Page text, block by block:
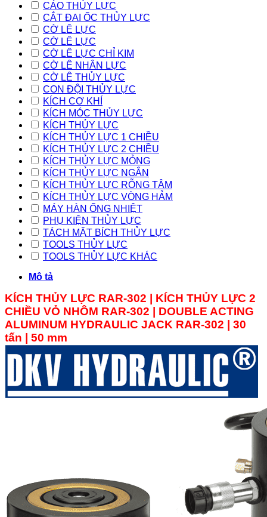
CẢO THỦY LỰC
CẮT ĐAI ỐC THỦY LỰC
CỜ LÊ LỰC
CỜ LÊ LỰC
CỜ LÊ LỰC CHỈ KIM
CỜ LÊ NHÂN LỰC
CỜ LÊ THỦY LỰC
CON ĐỘI THỦY LỰC
KÍCH CƠ KHÍ
KÍCH MÓC THỦY LỰC
KÍCH THỦY LỰC
KÍCH THỦY LỰC 1 CHIỀU
KÍCH THỦY LỰC 2 CHIỀU
KÍCH THỦY LỰC MỎNG
KÍCH THỦY LỰC NGẮN
KÍCH THỦY LỰC RỖNG TÂM
KÍCH THỦY LỰC VÒNG HẢM
MÁY HÀN ỐNG NHIỆT
PHỤ KIỆN THỦY LỰC
TÁCH MẶT BÍCH THỦY LỰC
TOOLS THỦY LỰC
TOOLS THỦY LỰC KHÁC
Mô tả
KÍCH THỦY LỰC RAR-302 | KÍCH THỦY LỰC 2
CHIỀU VỎ NHÔM RAR-302
DOUBLE ACTING
ALUMINUM HYDRAULIC JACK RAR-302 | 30
tấn | 50 mm